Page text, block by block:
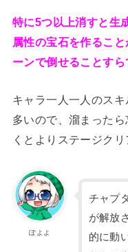
特に5つ以上消すと生
属性の宝石を作るこ
ーンで倒せることす
キャラ一人一人のス
多いので、溜まった
くとよりステージクリ
ぽよよ
チャプ
が解放
的に動